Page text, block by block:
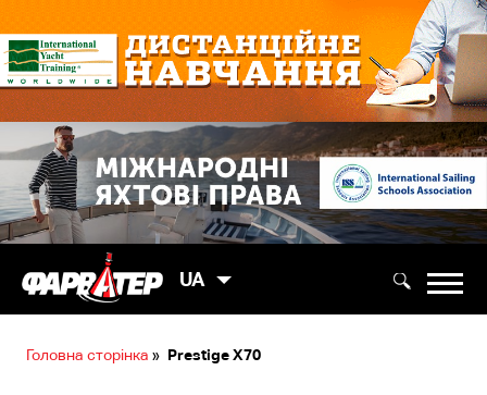
UA
Головна сторінка » Prestige X70